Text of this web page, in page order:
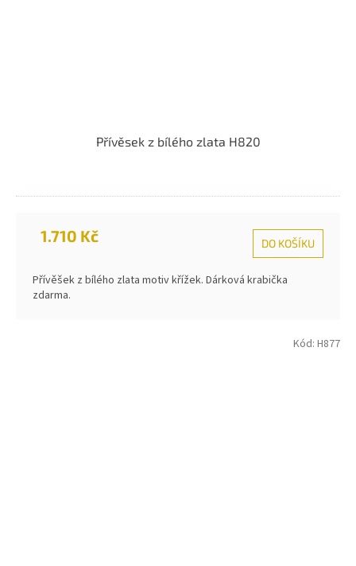
Přívěsek z bílého zlata H820
1.710 Kč DO KOŠÍKU
Přívěšek z bílého zlata motiv křížek. Dárková krabička
zdarma.
Kód: H877